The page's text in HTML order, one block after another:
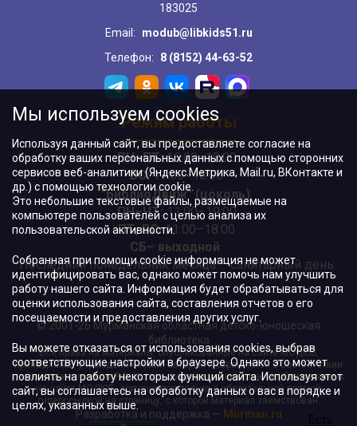
183025
Email:
modub@libkids51.ru
Телефон:
8 (8152) 44-63-52
Режим работы
ПН–ПТ:10:00–18:00
ВС:11:00–18:00
"БиблиоДвиж" (цоколь):
ПН–ЧТ:11:00–19:00
ПТ, ВС:11:00–18:00
СБ– выходной
Последний понедельник месяца – санитарный день
© 2001-26 Мурманская областная детско-юношеская
библиотека
Все права на материалы, опубликованные на сайте МОДЮБ,
принадлежат учреждению и/или авторам и охраняются в соответствии
с законодательством РФ. Использование материалов, опубликованных
на сайте МОДЮБ, допускается только с обязательной прямой
гиперссылкой на страницу, с которой материал заимствован.
Разработка и поддержка — Murman.ru
Мы используем cookies
Используя данный сайт, вы предоставляете согласие на
обработку ваших персональных данных с помощью сторонних
сервисов веб-аналитики (Яндекс.Метрика, Mail.ru, ВКонтакте и
др.) с помощью технологии cookie.
Это небольшие текстовые файлы, размещаемые на
компьютере пользователей с целью анализа их
пользовательской активности.
Собранная при помощи cookie информация не может
идентифицировать вас, однако может помочь нам улучшить
работу нашего сайта. Информация будет обрабатываться для
оценки использования сайта, составления отчетов о его
посещаемости и предоставления других услуг.
Вы можете отказаться от использования cookies, выбрав
соответствующие настройки в браузере. Однако это может
повлиять на работу некоторых функций сайта. Используя этот
сайт, вы соглашаетесь на обработку данных о вас в порядке и
целях, указанных выше.